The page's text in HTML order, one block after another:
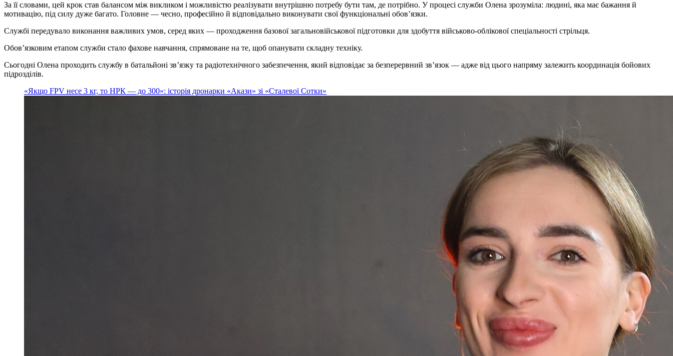
За її словами, цей крок став балансом між викликом і можливістю реалізувати внутрішню потребу бути там, де потрібно. У процесі служби Олена зрозуміла: людині, яка має бажання й
мотивацію, під силу дуже багато. Головне — чесно, професійно й відповідально виконувати свої функціональні обов’язки.
Службі передувало виконання важливих умов, серед яких — проходження базової загальновійськової підготовки для здобуття військово-облікової спеціальності стрільця.
Обов’язковим етапом служби стало фахове навчання, спрямоване на те, щоб опанувати складну техніку.
Сьогодні Олена проходить службу в батальйоні зв’язку та радіотехнічного забезпечення, який відповідає за безперервний зв’язок — адже від цього напряму залежить координація бойових
підрозділів.
«Якщо FPV несе 3 кг, то НРК — до 300»: історія дронарки «Акази» зі «Сталевої Сотки»